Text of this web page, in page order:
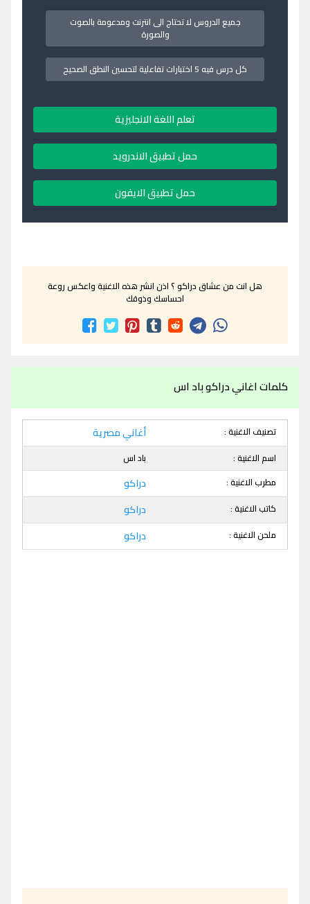
جميع الدروس لا تحتاج الى انترنت ومدعومة بالصوت
والصورة
كل درس فيه 5 اختبارات تفاعلية لتحسين النطق الصحيح
تعلم اللغة الانجليزية
حمل تطبيق الاندرويد
حمل تطبيق الايفون
هل انت من عشاق دراكو ؟ اذن انشر هذه الاغنية واعكس روعة
احساسك وذوقك
كلمات اغاني دراكو باد اس
تصنيف الاغنية : أغاني مصرية
اسم الاغنية :
باد اس
مطرب الاغنية :
دراكو
كاتب الاغنية : دراكو
ملحن الاغنية : دراكو